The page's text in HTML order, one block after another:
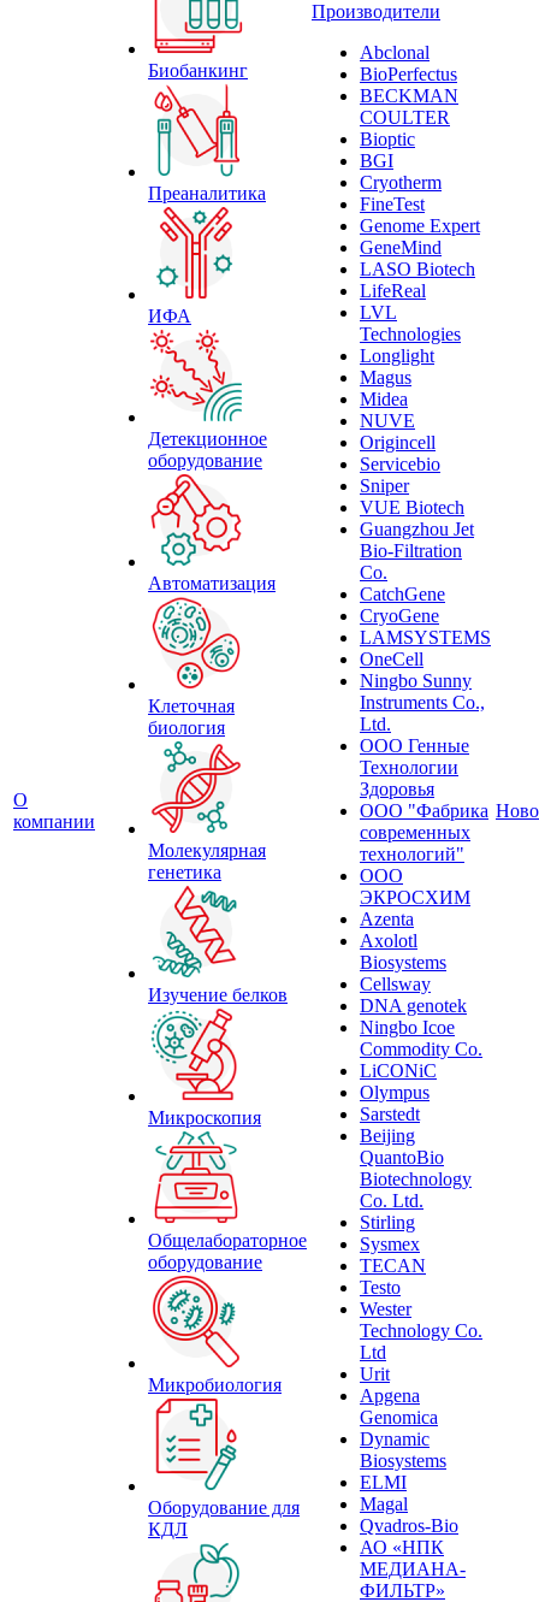
О
компании
Биобанкинг
Преаналитика
ИФА
Детекционное
оборудование
Автоматизация
Клеточная
биология
Молекулярная
генетика
Изучение белков
Микроскопия
Общелабораторное
оборудование
Микробиология
Оборудование для
КДЛ
Производители
Abclonal
BioPerfectus
BECKMAN
COULTER
Bioptic
BGI
Cryotherm
FineTest
Genome Expert
GeneMind
LASO Biotech
LifeReal
LVL
Technologies
Longlight
Magus
Midea
NUVE
Origincell
Servicebio
Sniper
VUE Biotech
Guangzhou Jet
Bio-Filtration
Co.
CatchGene
CryoGene
LAMSYSTEMS
OneCell
Ningbo Sunny
Instruments Co.,
Ltd.
ООО Генные
Технологии
Здоровья
ООО "Фабрика
современных
технологий"
ООО
ЭКРОСХИМ
Azenta
Axolotl
Biosystems
Cellsway
DNA genotek
Ningbo Icoe
Commodity Co.
LiCONiC
Olympus
Sarstedt
Beijing
QuantoBio
Biotechnology
Co. Ltd.
Stirling
Sysmex
TECAN
Testo
Wester
Technology Co.
Ltd
Urit
Apgena
Genomica
Dynamic
Biosystems
ELMI
Magal
Qvadros-Bio
АО «НПК
МЕДИАНА-
ФИЛЬТР»